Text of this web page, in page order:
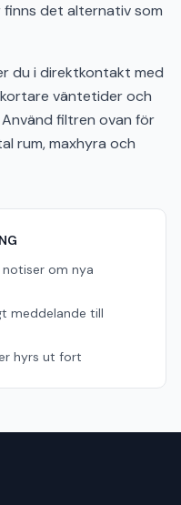
det alternativ som
du i direktkontakt med
väntetider och
filtren ovan för
rum, maxhyra och
om nya
meddelande till
hyrs ut fort